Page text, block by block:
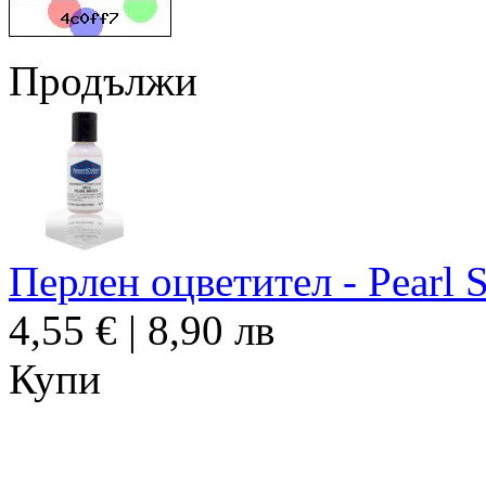
Продължи
Перлен оцветител - Pearl
4,55 € | 8,90 лв
Купи